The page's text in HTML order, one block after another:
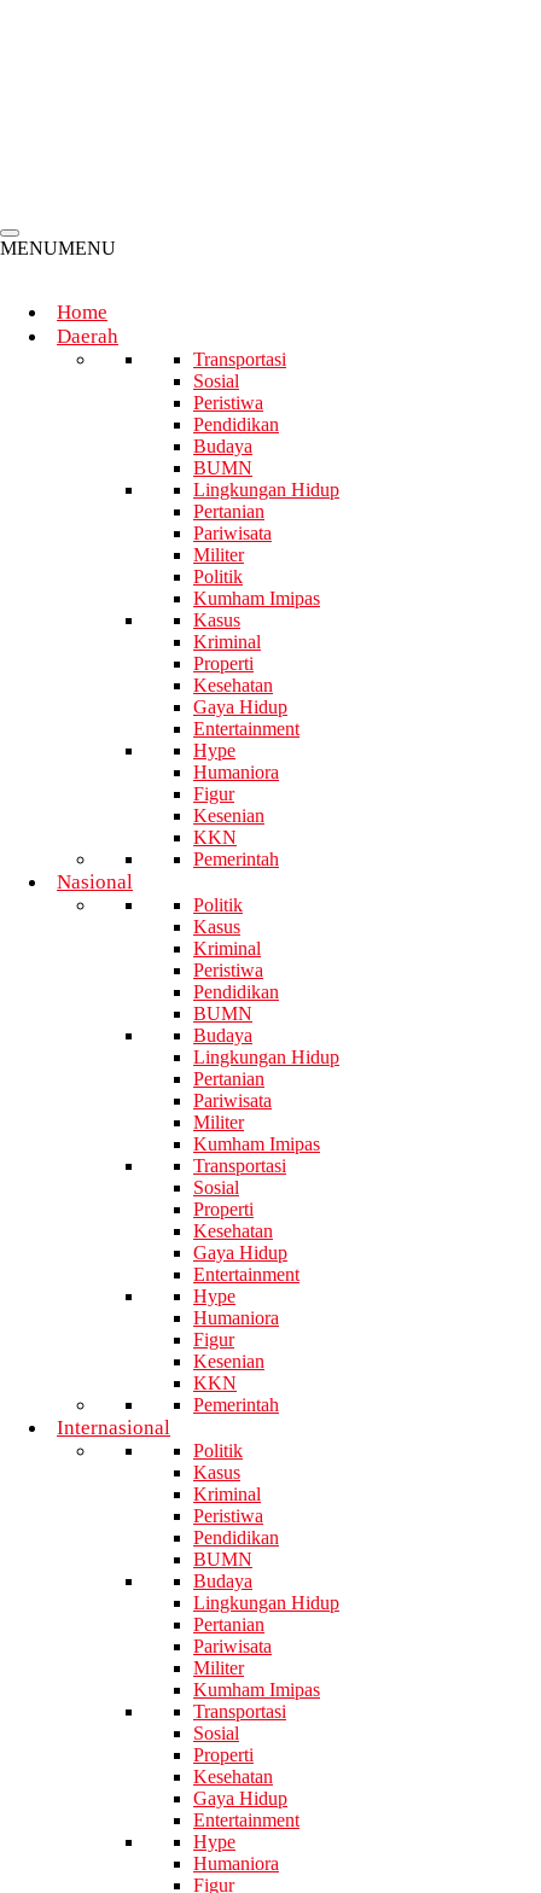
MENUMENU
Home
Daerah
Transportasi
Sosial
Peristiwa
Pendidikan
Budaya
BUMN
Lingkungan Hidup
Pertanian
Pariwisata
Militer
Politik
Kumham Imipas
Kasus
Kriminal
Properti
Kesehatan
Gaya Hidup
Entertainment
Hype
Humaniora
Figur
Kesenian
KKN
Pemerintah
Nasional
Politik
Kasus
Kriminal
Peristiwa
Pendidikan
BUMN
Budaya
Lingkungan Hidup
Pertanian
Pariwisata
Militer
Kumham Imipas
Transportasi
Sosial
Properti
Kesehatan
Gaya Hidup
Entertainment
Hype
Humaniora
Figur
Kesenian
KKN
Pemerintah
Internasional
Politik
Kasus
Kriminal
Peristiwa
Pendidikan
BUMN
Budaya
Lingkungan Hidup
Pertanian
Pariwisata
Militer
Kumham Imipas
Transportasi
Sosial
Properti
Kesehatan
Gaya Hidup
Entertainment
Hype
Humaniora
Figur